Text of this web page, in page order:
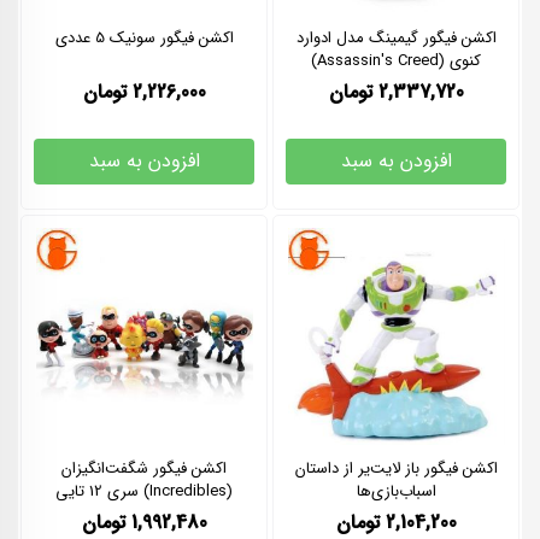
اکشن فیگور گیمینگ مدل ادوارد
کنوی (Assassin's Creed)
2,337,720 تومان
افزودن به سبد
اکشن فیگور سونیک 5 عددی
2,226,000 تومان
افزودن به سبد
اکشن فیگور باز لایت‌یر از داستان
اسباب‌بازی‌ها
2,104,200 تومان
اکشن فیگور شگفت‌انگیزان
(Incredibles) سری 12 تایی
1,992,480 تومان